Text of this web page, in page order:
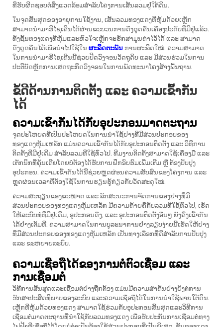
ທີ່ຮັບຜິດຊອບຕໍ່ສິ່ງແວດລ້ອມສຳລັບໂຄງການເສັ້ນລວມຢູ່ໃຕ້ດິນ.
ໃນຈຸດສິ້ນສຸດຂອງອາຍຸການໃຊ້ງານ, ເສັ້ນລວມທອງແດງທີ່ຫຸ້ມດ້ວຍເຫຼັກ
ສາມາດນຳມາຮີໄຊເຄີນໄດ້ຜ່ານຂະບວນການດຶງດູດຄືນເຄື່ອງປະດັບທີ່ມີຢູ່ແລ້ວ.
ທັງຊັ້ນທອງແດງທີ່ຫຸ້ມແລະຫົວໃຈເຫຼັກຈະຮັກສາມູນຄ່າໄວ້ໄດ້ ແລະ ສາມາດ
ດຶງດູດຄືນໄດ້ເພື່ອນຳໄປໃຊ້ໃນ ຜະລິດຕະພັນ ການຜະລິດໃໝ່. ຄວາມສາມາດ
ໃນການນຳມາຮີໄຊເຄີນນີ້ຊ່ວຍປິດວົງຈອນວັດຖຸດິບ ແລະ ມີສ່ວນຮ່ວມໃນການ
ປະຕິບັດຫຼັກການເສດຖະກິດວົງຈອນໃນການພັດທະນາໂຄງສ້າງພື້ນຖານ.
ຂໍ້ດີດ້ານການຕິດຕັ້ງ ແລະ ຄວາມເຂົ້າກັນ
ໄດ້
ຄວາມເຂົ້າກັນໄດ້ກັບອຸປະກອນມາດຕະຖານ
ຈຸດປະໂຫຍດທີ່ເປັນປະໂຫຍດໃນການນຳໃຊ້ຢາງທີ່ມີສ່ວນປະກອບຂອງ
ທອງແດງຫຸ້ມເຫລັກ ແມ່ນຄວາມເຂົ້າກັນໄດ້ກັບອຸປະກອນຕິດຕັ້ງ ແລະ ວິທີການ
ຕິດຕັ້ງທີ່ມີຢູ່ເດີມ ສຳລັບລວມທີ່ໃຊ້ທົ່ວໄປ. ທີມງານຕິດຕັ້ງສາມາດໃຊ້ເຄື່ອງມື ແລະ
ເຕັກນິກທີ່ຄຸ້ນເຄີຍໂດຍບໍ່ຕ້ອງໄດ້ຮັບການຝຶກອົບຮົມເພີ່ມເຕີມ ຫຼື ຕ້ອງປັບປຸງ
ອຸປະກອນ. ຄວາມເຂົ້າກັນໄດ້ນີ້ຊ່ວຍຫຼຸດຜ່ອນຄວາມສັບສົນຂອງໂຄງການ ແລະ
ຫຼຸດຜ່ອນເວລາທີ່ຕ້ອງໃຊ້ໃນການຮຽນຮູ້ກ່ຽວກັບວັດສະດຸໃໝ່.
ຄວາມສະຖຽນຂອງຂະໜາດ ແລະ ລັກສະນະການຈັດການຂອງຢາງທີ່ມີ
ສ່ວນປະກອບຂອງທອງແດງຫຸ້ມເຫລັກ ມີຄວາມຄ້າຍຄືກັບລວມທີ່ໃຊ້ທົ່ວໄປ, ເຮັດ
ໃຫ້ລະບົບທໍ່ທີ່ມີຢູ່ເດີມ, ອຸປະກອນດຶງ, ແລະ ອຸປະກອນຕິດຕັ້ງອື່ນໆ ຍັງຄົງເຂົ້າກັນ
ໄດ້ຢ່າງເຕັມທີ່. ຄວາມສາມາດໃນການບູລະນາການຢ່າງລຽບງ່າຍນີ້ເຮັດໃຫ້ຢາງ
ທີ່ມີສ່ວນປະກອບຂອງທອງແດງຫຸ້ມເຫລັກ ເປັນທາງເລືອກທີ່ດີສຳລັບການປັບປຸງ
ແລະ ຂະຫຍາຍລະບົບ.
ຄວາມເຊື່ອຖືໄດ້ຂອງການຕໍ່ຕົວເຊື່ອມ ແລະ
ການເຊື່ອມຕໍ່
ວິທີການສິ້ນສຸດແລະເຊື່ອມຕໍ່ຢ່າງຖືກຕ້ອງ ແມ່ນມີຄວາມສຳຄັນຢ່າງຍິ່ງຕໍ່ການ
ຮັກສາປະສິດທິພາບຂອງລະບົບ ແລະຄວາມເຊື່ອຖືໄດ້ໃນການນຳໃຊ້ພາຍໃຕ້ດິນ.
ເຫຼັກທີ່ຫຸ້ມດ້ວຍທອງແດງ ສາມາດໃຊ້ຮ່ວມກັບອຸປະກອນສິ້ນສຸດແລະວິທີການ
ເຊື່ອມຕໍ່ມາດຕະຖານທີ່ນຳໃຊ້ກັບລວມທອງແດງ ເພື່ອຮັບປະກັນການເຊື່ອມຕໍ່ທາງ